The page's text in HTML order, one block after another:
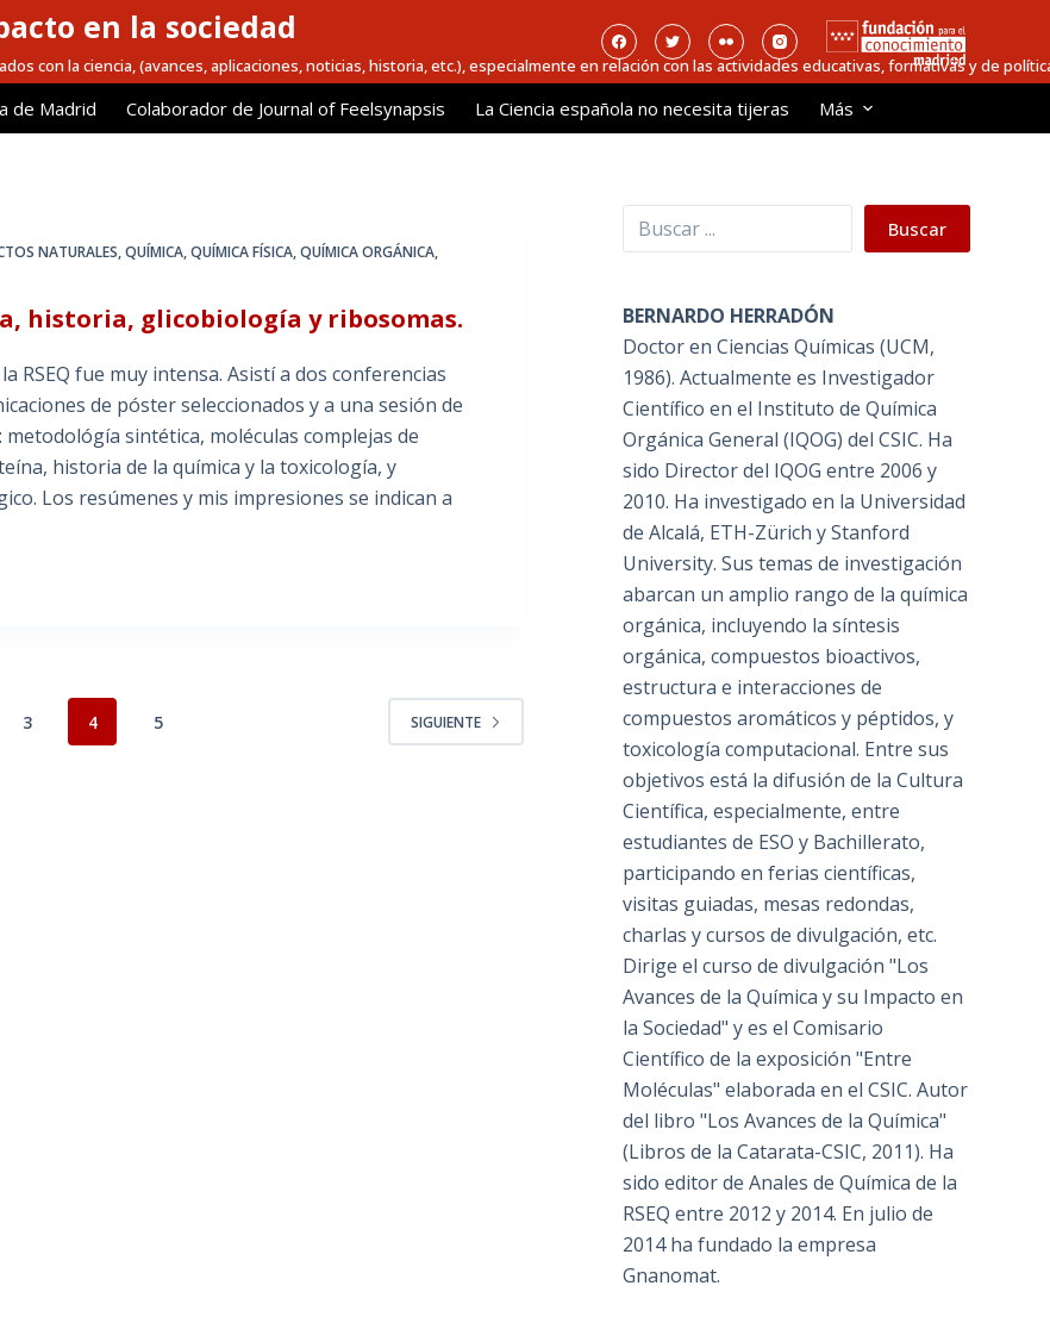
en la sociedad
con la ciencia, (avances, aplicaciones, noticias, historia, etc.), especialmente en relación con las actividades educativas, formativas y de
de Madrid Colaborador de Journal of Feelsynapsis La Ciencia española no necesita tijeras Más
NATURALES,QUÍMICA,QUÍMICA FÍSICA,QUÍMICA ORGÁNICA,
historia, glicobiología y ribosomas.
RSEQ fue muy intensa. Asistí a dos conferencias
de póster seleccionados y a una sesión de
sintética, moléculas complejas de
historia de la química y la toxicología, y
Los resúmenes y mis impresiones se indican a
3 4 5 SIGUIENTE
Buscar Buscar
BERNARDO HERRADÓN
Doctor en Ciencias Químicas (UCM,
1986). Actualmente es Investigador
Científico en el Instituto de Química
Orgánica General (IQOG) del CSIC. Ha
sido Director del IQOG entre 2006 y
2010. Ha investigado en la Universidad
de Alcalá, ETH-Zürich y Stanford
University. Sus temas de investigación
abarcan un amplio rango de la química
orgánica, incluyendo la síntesis
orgánica, compuestos bioactivos,
estructura e interacciones de
compuestos aromáticos y péptidos, y
toxicología computacional. Entre sus
objetivos está la difusión de la Cultura
Científica, especialmente, entre
estudiantes de ESO y Bachillerato,
participando en ferias científicas,
visitas guiadas, mesas redondas,
charlas y cursos de divulgación, etc.
Dirige el curso de divulgación "Los
Avances de la Química y su Impacto en
la Sociedad" y es el Comisario
Científico de la exposición "Entre
Moléculas" elaborada en el CSIC. Autor
del libro "Los Avances de la Química"
(Libros de la Catarata-CSIC, 2011). Ha
sido editor de Anales de Química de la
RSEQ entre 2012 y 2014. En julio de
2014 ha fundado la empresa
Gnanomat.